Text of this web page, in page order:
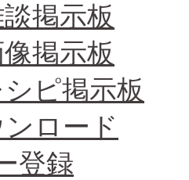
掲示板
掲示板
ピ掲示板
ロード
登録